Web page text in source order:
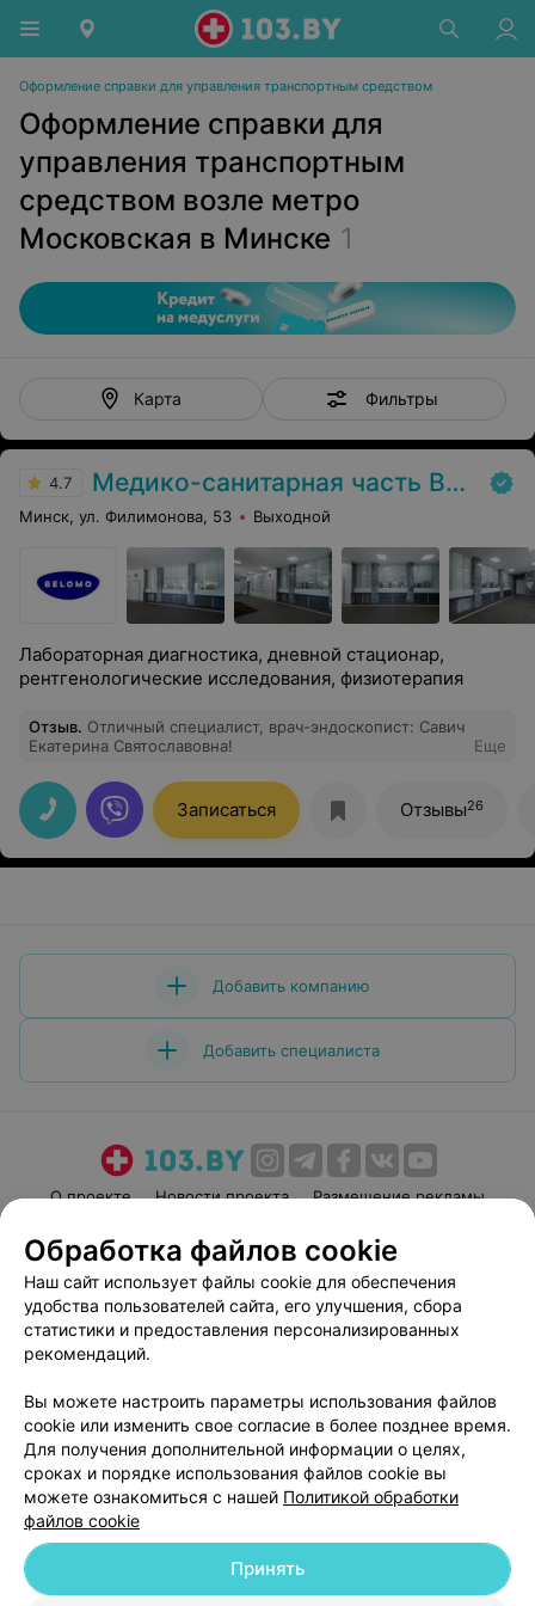
Оформление справки для управления транспортным средством
Оформление справки для
управления транспортным
средством возле метро
Московская в Минске 1
Карта Фильтры
4.7 Медико-санитарная часть Вавилова
Минск, ул. Филимонова, 53 Выходной
Лабораторная диагностика, дневной стационар,
рентгенологические исследования, физиотерапия
Отзыв. Отличный специалист, врач-эндоскопист: Савич
Екатерина Святославовна!
Еще
Записаться Отзывы26
Добавить компанию
Добавить специалиста
О проекте Новости проекта
Размещение рекламы
Пользовательское соглашение
Способы оплаты
Вакансии
Партнеры
Написать руководителю 103.by
Персональные настройки cookie
Обработка персональных данных
© 2026 ООО «Артокс Лаб», УНП 191700409| 220012, Республика Беларусь,
Обработка файлов cookie
Наш сайт использует файлы cookie для обеспечения
удобства пользователей сайта, его улучшения, сбора
статистики и предоставления персонализированных
рекомендаций.
Вы можете настроить параметры использования файлов
cookie или изменить свое согласие в более позднее время.
Для получения дополнительной информации о целях,
сроках и порядке использования файлов cookie вы
можете ознакомиться с нашей Политикой обработки
файлов cookie
Принять